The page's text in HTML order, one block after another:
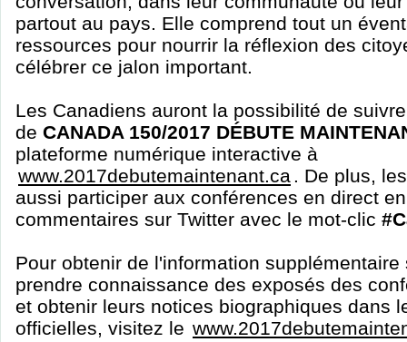
partout au pays. Elle comprend tout un
ressources pour nourrir la réflexion des
célébrer ce jalon important.
Les Canadiens auront la possibilité de
de CANADA 150/2017 DÉBUTE
plateforme numérique interactive à
www.2017debutemaintenant.ca . De plus,
aussi participer aux conférences en direct
commentaires sur Twitter avec le mot-clic
Pour obtenir de l'information
prendre connaissance des exposés des
et obtenir leurs notices biographiques dans
officielles, visitez le